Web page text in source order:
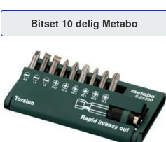
Bitset 10 delig Metabo